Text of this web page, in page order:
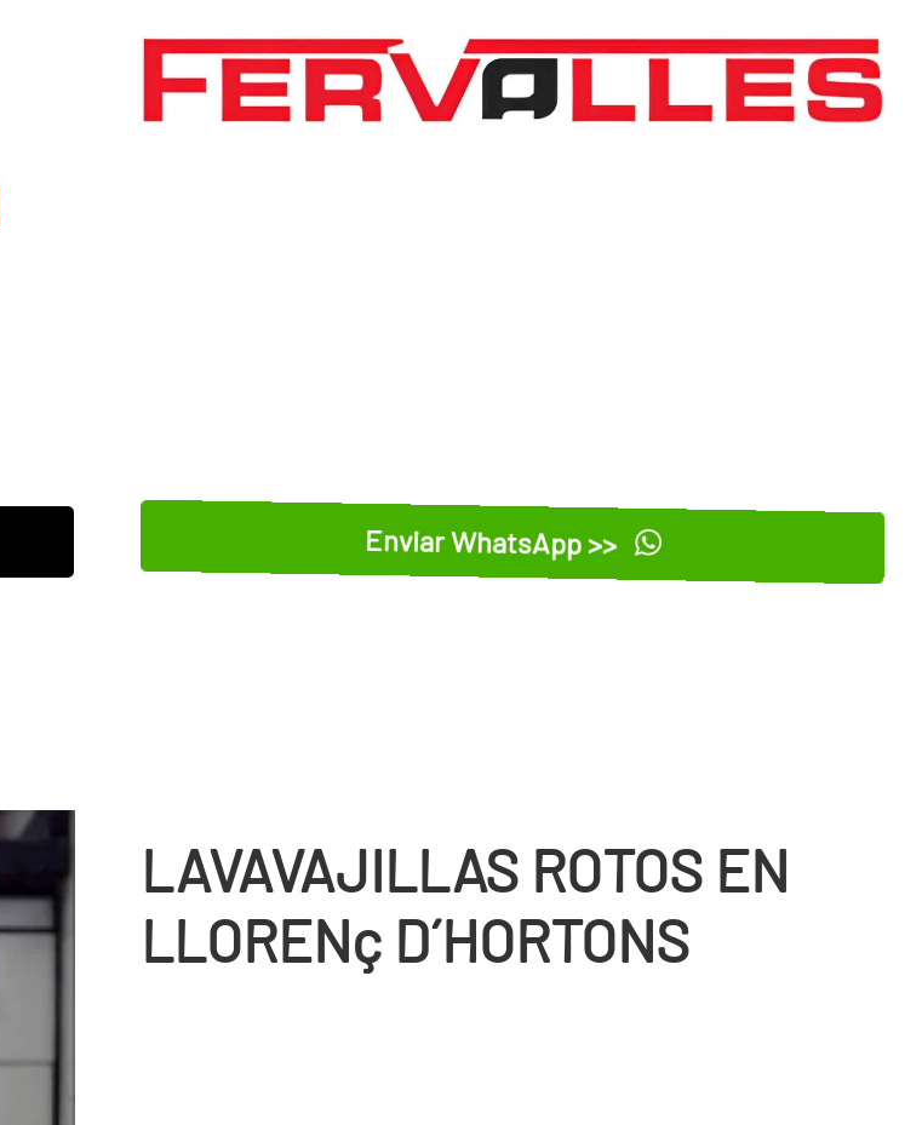
Enviar WhatsApp >>
LAVAVAJILLAS ROTOS EN
LLORENç D´HORTONS